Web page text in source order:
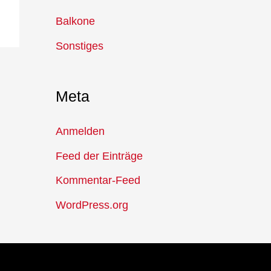
Balkone
Sonstiges
Meta
Anmelden
Feed der Einträge
Kommentar-Feed
WordPress.org